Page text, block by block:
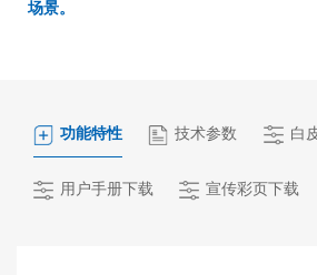
场景。
功能特性 技术参数 白
用户手册下载 宣传彩页下载